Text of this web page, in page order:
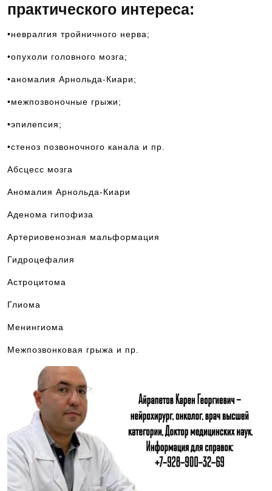
практического интереса:
•невралгия тройничного нерва;
•опухоли головного мозга;
•аномалия Арнольда-Киари;
•межпозвоночные грыжи;
•эпилепсия;
•стеноз позвоночного канала и пр.
Абсцесс мозга
Аномалия Арнольда-Киари
Аденома гипофиза
Артериовенозная мальформация
Гидроцефалия
Астроцитома
Глиома
Менингиома
Межпозвонковая грыжа и пр.